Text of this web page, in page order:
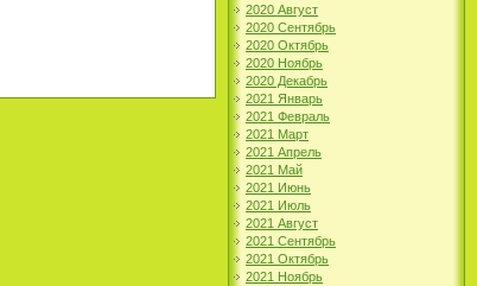
2020 Август
2020 Сентябрь
2020 Октябрь
2020 Ноябрь
2020 Декабрь
2021 Январь
2021 Февраль
2021 Март
2021 Апрель
2021 Май
2021 Июнь
2021 Июль
2021 Август
2021 Сентябрь
2021 Октябрь
2021 Ноябрь